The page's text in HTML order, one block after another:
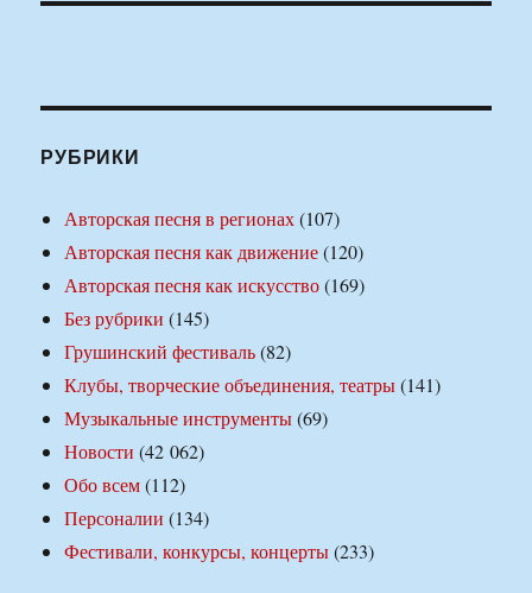
РУБРИКИ
Авторская песня в регионах(107)
Авторская песня как движение(120)
Авторская песня как искусство(169)
Без рубрики (145)
Грушинский фестиваль(82)
Клубы, творческие объединения, театры(141)
Музыкальные инструменты(69)
Новости (42 062)
Обо всем(112)
Персоналии (134)
Фестивали, конкурсы, концерты(233)